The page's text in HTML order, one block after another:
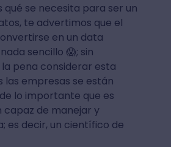
qué se necesita para ser un
te advertimos que el
en un data
sencillo 😱; sin
pena considerar esta
las empresas se están
lo importante que es
capaz de manejar y
es decir, un científico de